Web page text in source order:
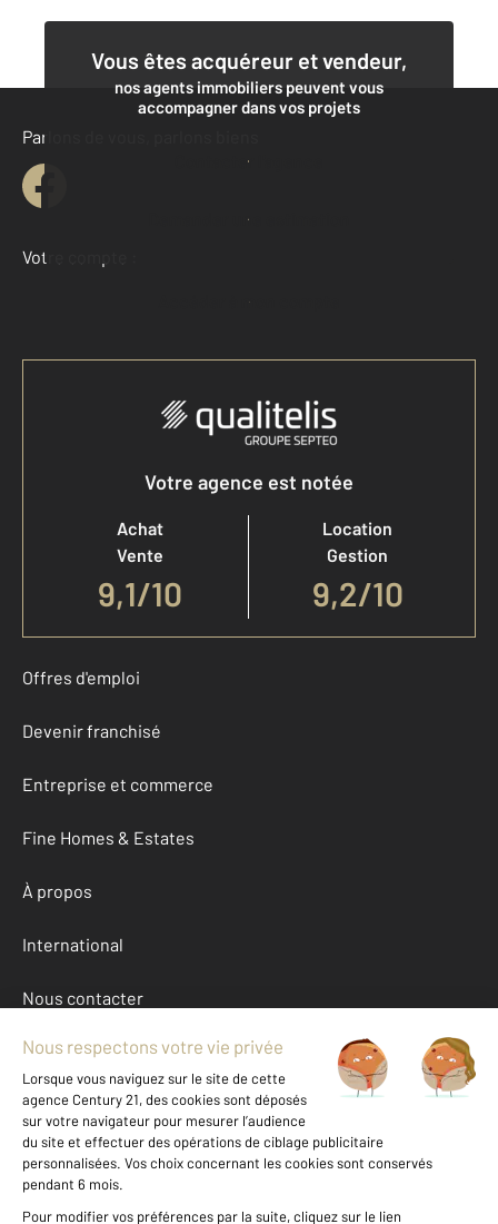
Vous êtes acquéreur et vendeur,
nos agents immobiliers peuvent vous
accompagner dans vos projets
Contacter l'agence
Demander une estimation
Parlons de vous, parlons biens
Votre compte :
Accéder à mon compte
Votre agence est notée
Achat
Vente
9,1/10
Location
Gestion
9,2/10
Offres d'emploi
Devenir franchisé
Entreprise et commerce
Fine Homes & Estates
À propos
International
Nous contacter
Mentions légales & CGU et Barèmes d'honoraires
Données personnelles
Gestionnaire des cookies